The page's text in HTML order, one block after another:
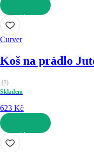
DO KOŠÍKU
Curver
Koš na prádlo
(1)
Skladem
623 Kč
DO KOŠÍKU